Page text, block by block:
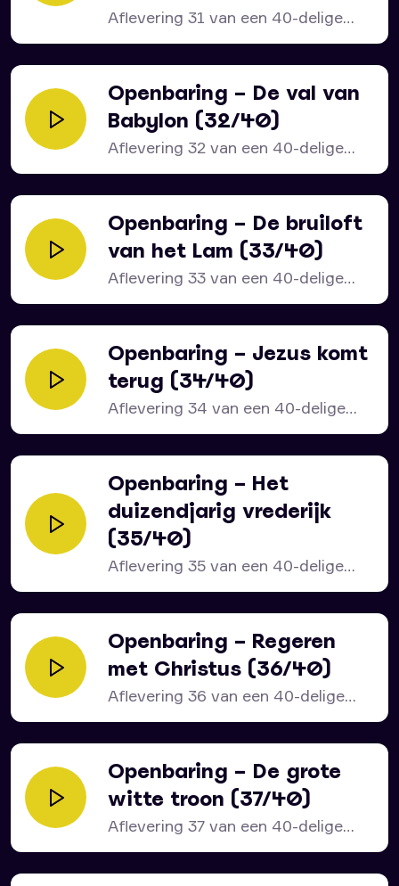
Aflevering 31 van een 40-delige
serie over het bijbelboek...
Openbaring – De val van
Babylon (32/40)
Aflevering 32 van een 40-delige
serie over het bijbelboek...
Openbaring – De bruiloft
van het Lam (33/40)
Aflevering 33 van een 40-delige
serie over het bijbelboek...
Openbaring – Jezus komt
terug (34/40)
Aflevering 34 van een 40-delige
serie over het bijbelboek...
Openbaring – Het
duizendjarig vrederijk
(35/40)
Aflevering 35 van een 40-delige
serie over het bijbelboek...
Openbaring – Regeren
met Christus (36/40)
Aflevering 36 van een 40-delige
serie over het bijbelboek...
Openbaring – De grote
witte troon (37/40)
Aflevering 37 van een 40-delige
serie over het bijbelboek...